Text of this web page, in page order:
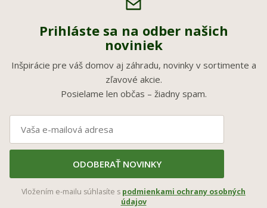
Prihláste sa na odber našich
noviniek
Inšpirácie pre váš domov aj záhradu, novinky v sortimente a
zľavové akcie.
Posielame len občas – žiadny spam.
ODOBERAŤ NOVINKY
Vložením e-mailu súhlasíte s podmienkami ochrany osobných
údajov